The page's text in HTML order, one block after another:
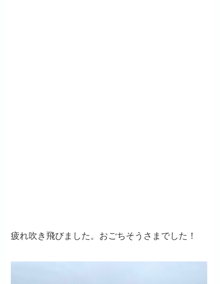
疲れ吹き飛びました。おごちそうさまでした！